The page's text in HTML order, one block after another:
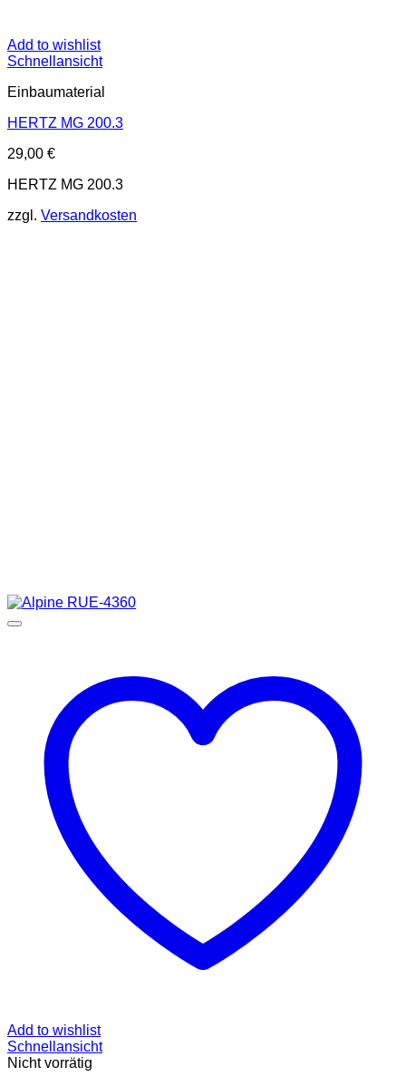
Add to wishlist
Schnellansicht
Einbaumaterial
HERTZ MG 200.3
29,00 €
HERTZ MG 200.3
zzgl. Versandkosten
Add to wishlist
Schnellansicht
Nicht vorrätig